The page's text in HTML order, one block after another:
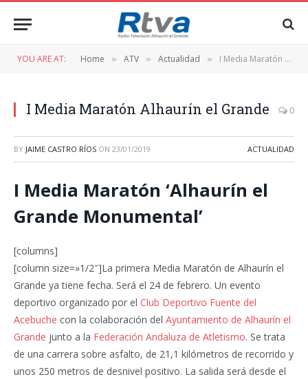
YOU ARE AT: Home » ATV » Actualidad » I Media Maratón Alhaurín el Grande
I Media Maratón Alhaurín el Grande 0
BY JAIME CASTRO RÍOS ON 23/01/2019 ACTUALIDAD
I Media Maratón ‘Alhaurín el
Grande Monumental’
[columns]
[column size=»1/2″]La primera Media Maratón de Alhaurín el
Grande ya tiene fecha. Será el 24 de febrero. Un evento
deportivo organizado por el Club Deportivo Fuente del
Acebuche con la colaboración del Ayuntamiento de Alhaurín el
Grande junto a la Federación Andaluza de Atletismo. Se trata
de una carrera sobre asfalto, de 21,1 kilómetros de recorrido y
unos 250 metros de desnivel positivo. La salida será desde el